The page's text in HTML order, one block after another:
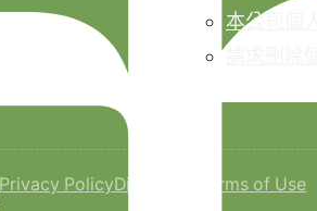
本公司個
Privacy PolicyDisclaimer Terms of Use